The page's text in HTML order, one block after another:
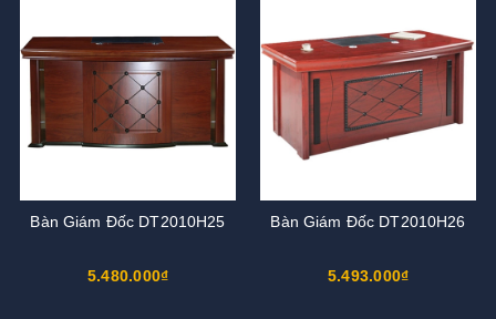
Bàn Giám Đốc DT2010H25
5.480.000₫
Bàn Giám Đốc DT2010H26
5.493.000₫